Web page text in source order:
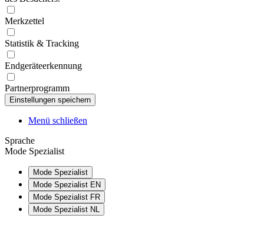
Merkzettel
Statistik & Tracking
Endgeräteerkennung
Partnerprogramm
Menü schließen
Sprache
Mode Spezialist
Mode Spezialist
Mode Spezialist EN
Mode Spezialist FR
Mode Spezialist NL